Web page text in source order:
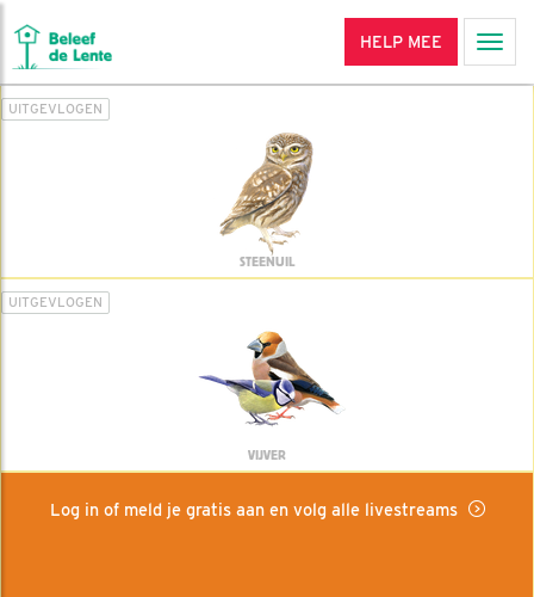
HELP MEE
UITGEVLOGEN
STEENUIL
UITGEVLOGEN
VIJVER
Log in of meld je gratis aan en volg alle livestreams